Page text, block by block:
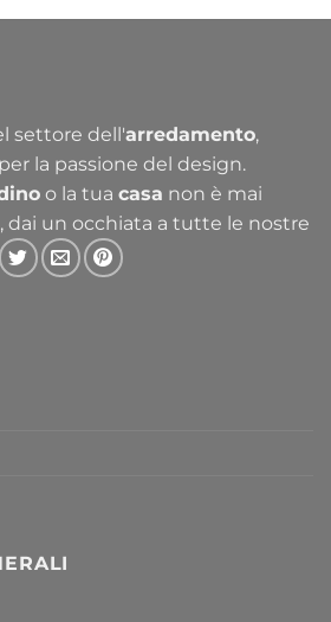
prezzo:
settore dell'arredamento,
la passione del design.
o la tua casa non è mai
dai un occhiata a tutte le nostre